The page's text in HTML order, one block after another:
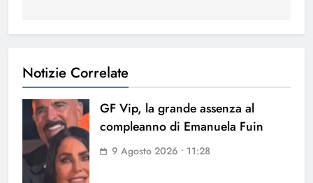
Notizie Correlate
GF Vip, la grande assenza al
compleanno di Emanuela Fuin
9 Agosto 2026 • 11:28